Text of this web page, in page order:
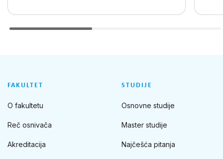
FAKULTET
O fakultetu
Reč osnivača
Akreditacija
STUDIJE
Osnovne studije
Master studije
Najčešća pitanja